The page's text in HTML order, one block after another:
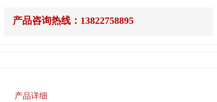
产品咨询热线：13822758895
产品详细